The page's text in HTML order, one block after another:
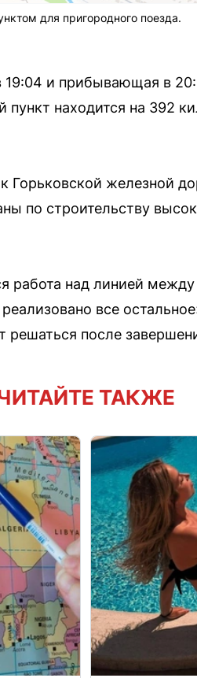
для пригородного поезда.
и прибывающая в
находится на 392
Горьковской железной
по строительству
работа над линией
все
после
ТАКЖЕ